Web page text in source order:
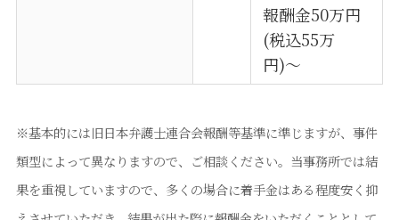
報酬金50万円
(税込55万
円)〜
※基本的には旧日本弁護士連合会報酬等基準に準じますが、事件
類型によって異なりますので、ご相談ください。当事務所では結
果を重視していますので、多くの場合に着手金はある程度安く抑